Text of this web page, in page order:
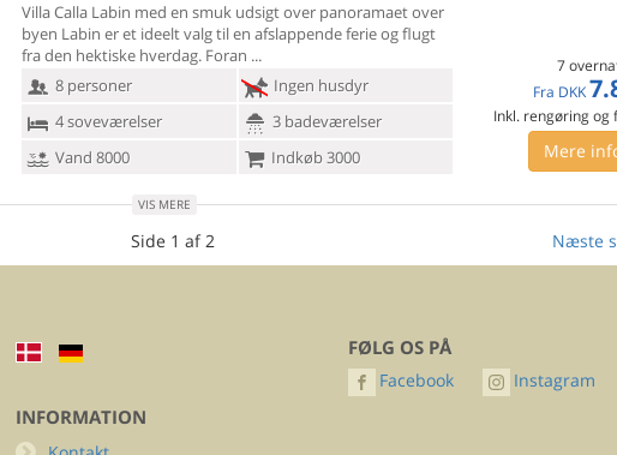
Villa Calla Labin med en smuk udsigt over panoramaet over
byen Labin er et ideelt valg til en afslappende ferie og flugt
fra den hektiske hverdag. Foran
8 personer
Ingen husdyr
4 soveværelser
3 badeværelser
Vand 8000
Indkøb 3000
7
Fra DKK
Inkl. rengøring og
Mere
VIS MERE
Side 1 af 2 Næste
INFORMATION
FØLG OS PÅ
Facebook Instagram